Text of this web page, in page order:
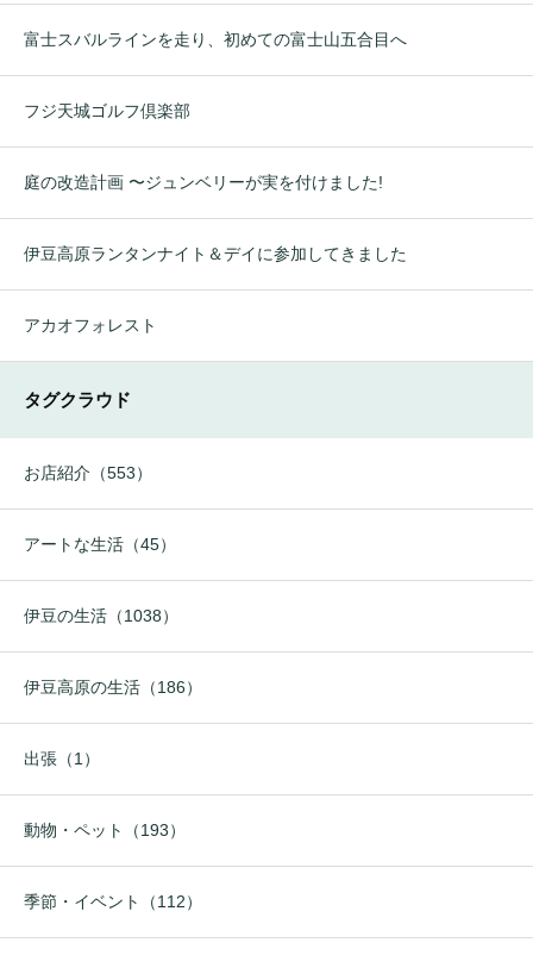
富士スバルラインを走り、初めての富士山五合目へ
フジ天城ゴルフ倶楽部
庭の改造計画 〜ジュンベリーが実を付けました!
伊豆高原ランタンナイト＆デイに参加してきました
アカオフォレスト
タグクラウド
お店紹介（553）
アートな生活（45）
伊豆の生活（1038）
伊豆高原の生活（186）
出張（1）
動物・ペット（193）
季節・イベント（112）